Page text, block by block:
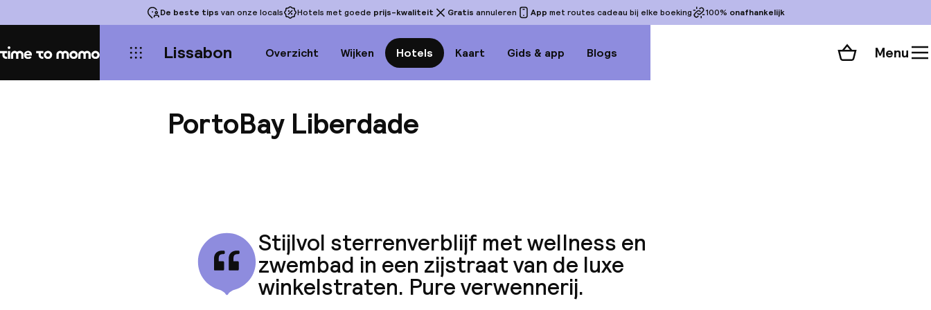
De beste tips van onze locals Hotels met goede prijs-kwaliteit Gratis annuleren App met routes cadeau bij elke boeking 100% onafhankelijk
Home Lissabon Overzicht Wijken Hotels Kaart Gids & app Blogs Winkelmand
Menu
PortoBay Liberdade
Stijlvol sterrenverblijf met wellness en
zwembad in een zijstraat van de luxe
winkelstraten. Pure verwennerij.